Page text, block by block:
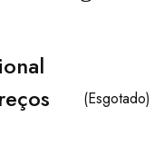
(Esgotado)